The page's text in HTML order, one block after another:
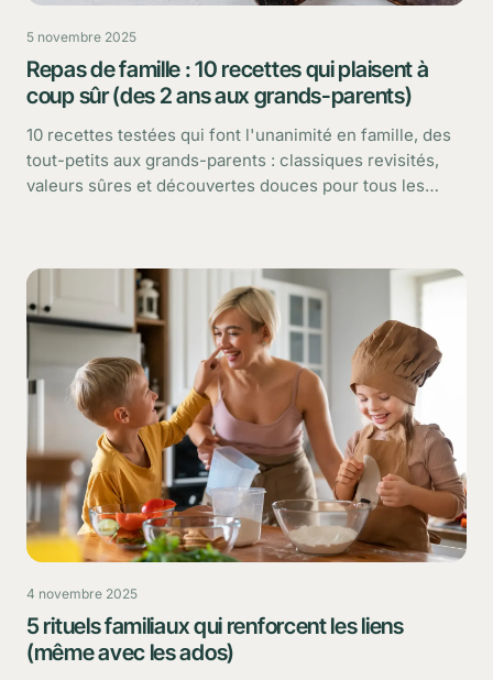
5 novembre 2025
Repas de famille : 10 recettes qui plaisent à
coup sûr (des 2 ans aux grands-parents)
10 recettes testées qui font l'unanimité en famille, des
tout-petits aux grands-parents : classiques revisités,
valeurs sûres et découvertes douces pour tous les
4 novembre 2025
5 rituels familiaux qui renforcent les liens
(même avec les ados)